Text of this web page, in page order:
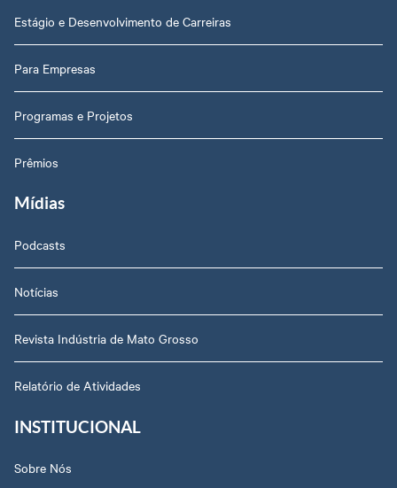
Estágio e Desenvolvimento de Carreiras
Para Empresas
Programas e Projetos
Prêmios
Mídias
Podcasts
Notícias
Revista Indústria de Mato Grosso
Relatório de Atividades
INSTITUCIONAL
Sobre Nós